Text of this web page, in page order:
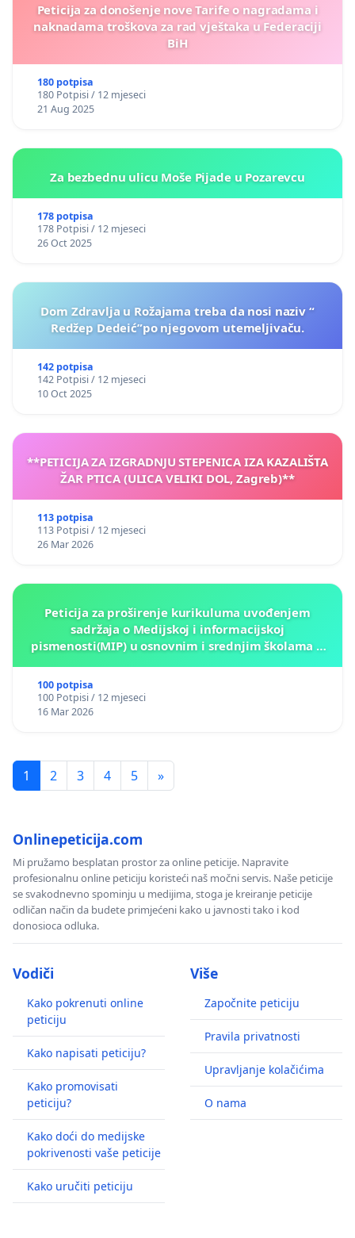
Peticija za donošenje nove Tarife o nagradama i
naknadama troškova za rad vještaka u Federaciji
BiH
180 potpisa
180 Potpisi / 12 mjeseci
21 Aug 2025
Za bezbednu ulicu Moše Pijade u Pozarevcu
178 potpisa
178 Potpisi / 12 mjeseci
26 Oct 2025
Dom Zdravlja u Rožajama treba da nosi naziv “
Redžep Dedeić”po njegovom utemeljivaču.
142 potpisa
142 Potpisi / 12 mjeseci
10 Oct 2025
**PETICIJA ZA IZGRADNJU STEPENICA IZA KAZALIŠTA
ŽAR PTICA (ULICA VELIKI DOL, Zagreb)**
113 potpisa
113 Potpisi / 12 mjeseci
26 Mar 2026
Peticija za proširenje kurikuluma uvođenjem
sadržaja o Medijskoj i informacijskoj
pismenosti(MIP) u osnovnim i srednjim školama u
100 potpisa
100 Potpisi / 12 mjeseci
16 Mar 2026
1 2 3 4 5 »
Onlinepeticija.com
Mi pružamo besplatan prostor za online peticije. Napravite
profesionalnu online peticiju koristeći naš močni servis. Naše peticije
se svakodnevno spominju u medijima, stoga je kreiranje peticije
odličan način da budete primjećeni kako u javnosti tako i kod
donosioca odluka.
Vodiči
Kako pokrenuti online
peticiju
Kako napisati peticiju?
Kako promovisati
peticiju?
Kako doći do medijske
pokrivenosti vaše peticije
Kako uručiti peticiju
Više
Započnite peticiju
Pravila privatnosti
Upravljanje kolačićima
O nama